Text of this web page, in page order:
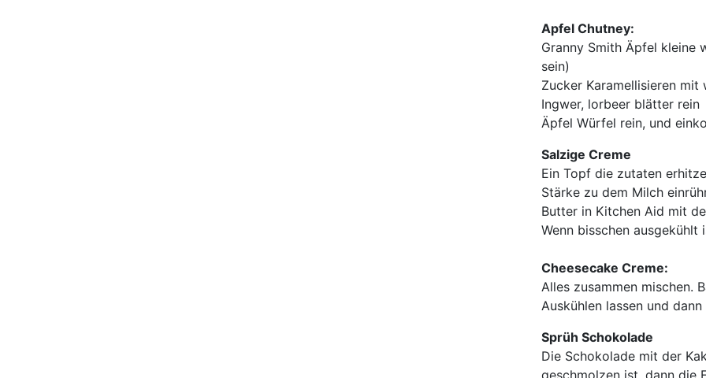
Apfel Chutney:
Granny Smith Äpfel kleine
sein)
Zucker Karamellisieren
Ingwer, lorbeer blätter rein
Äpfel Würfel rein, und
Salzige Creme
Ein Topf die zutaten
Stärke zu dem Milch
Butter in Kitchen Aid mit
Wenn bisschen
Cheesecake Creme:
Alles zusammen mischen.
Auskühlen lassen und
Sprüh Schokolade
Die Schokolade mit der